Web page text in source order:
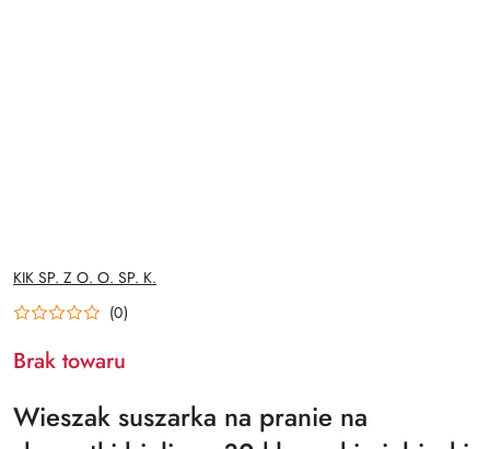
NAZWA
PRODUCENTA:
KIK SP. Z O. O. SP. K.
(0)
Brak towaru
Wieszak suszarka na pranie na